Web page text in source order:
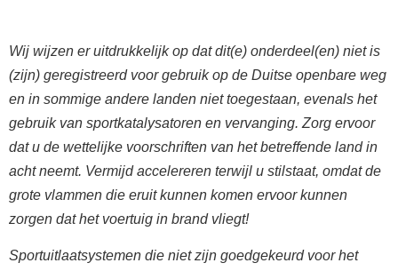
Wij wijzen er uitdrukkelijk op dat dit(e) onderdeel(en) niet is
(zijn) geregistreerd voor gebruik op de Duitse openbare weg
en in sommige andere landen niet toegestaan, evenals het
gebruik van sportkatalysatoren en vervanging. Zorg ervoor
dat u de wettelijke voorschriften van het betreffende land in
acht neemt. Vermijd accelereren terwijl u stilstaat, omdat de
grote vlammen die eruit kunnen komen ervoor kunnen
zorgen dat het voertuig in brand vliegt!
Sportuitlaatsystemen die niet zijn goedgekeurd voor het